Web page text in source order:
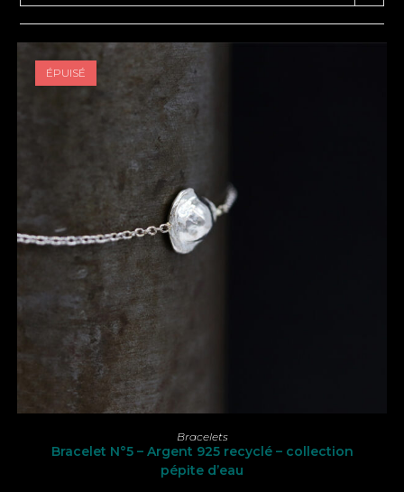
ÉPUISÉ
LIRE LA SUITE
Bracelets
Bracelet N°5 – Argent 925 recyclé – collection
pépite d’eau